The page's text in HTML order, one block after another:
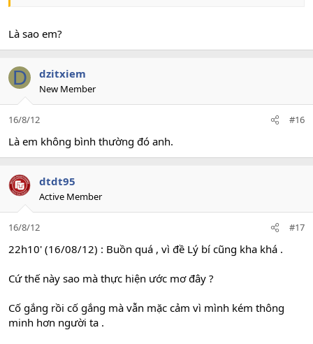
Là sao em?
D dzitxiem
New Member
16/8/12 #16
Là em không bình thường đó anh.
dtdt95
Active Member
16/8/12 #17
22h10' (16/08/12) : Buồn quá , vì đề Lý bí cũng kha khá .
Cứ thế này sao mà thực hiện ước mơ đây ?
Cố gắng rồi cố gắng mà vẫn mặc cảm vì mình kém thông
minh hơn người ta .